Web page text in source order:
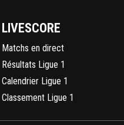
LIVESCORE
Matchs en direct
Résultats Ligue 1
Calendrier Ligue 1
Classement Ligue 1